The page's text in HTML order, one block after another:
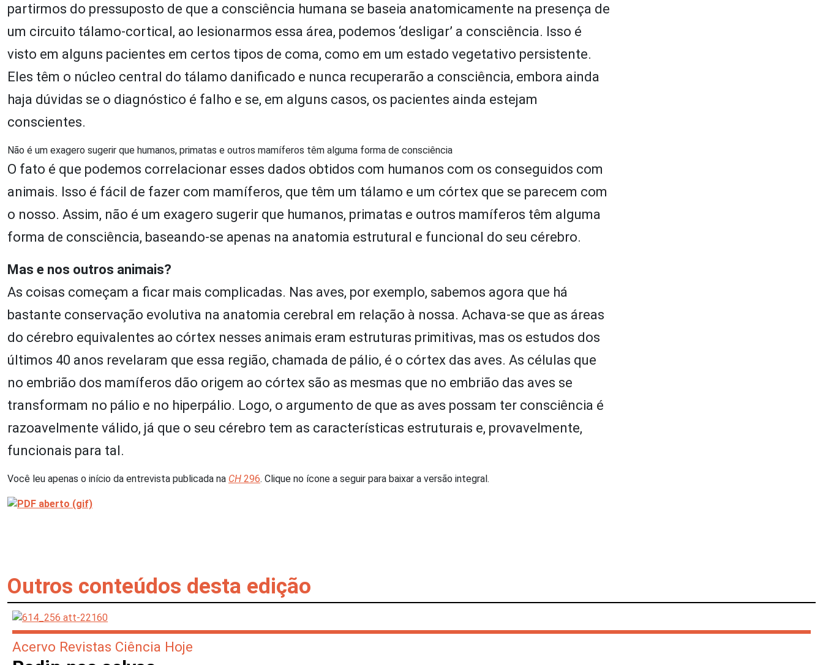
partirmos do pressuposto de que a consciência humana se baseia anatomicamente na presença de
um circuito tálamo-cortical, ao lesionarmos essa área, podemos ‘desligar’ a consciência. Isso é
visto em alguns pacientes em certos tipos de coma, como em um estado vegetativo persistente.
Eles têm o núcleo central do tálamo danificado e nunca recuperarão a consciência, embora ainda
haja dúvidas se o diagnóstico é falho e se, em alguns casos, os pacientes ainda estejam
conscientes.
Não é um exagero sugerir que humanos, primatas e outros mamíferos têm alguma forma de consciência
O fato é que podemos correlacionar esses dados obtidos com humanos com os conseguidos com
animais. Isso é fácil de fazer com mamíferos, que têm um tálamo e um córtex que se parecem com
o nosso. Assim, não é um exagero sugerir que humanos, primatas e outros mamíferos têm alguma
forma de consciência, baseando-se apenas na anatomia estrutural e funcional do seu cérebro.
Mas e nos outros animais?
As coisas começam a ficar mais complicadas. Nas aves, por exemplo, sabemos agora que há
bastante conservação evolutiva na anatomia cerebral em relação à nossa. Achava-se que as áreas
do cérebro equivalentes ao córtex nesses animais eram estruturas primitivas, mas os estudos dos
últimos 40 anos revelaram que essa região, chamada de pálio, é o córtex das aves. As células que
no embrião dos mamíferos dão origem ao córtex são as mesmas que no embrião das aves se
transformam no pálio e no hiperpálio. Logo, o argumento de que as aves possam ter consciência é
razoavelmente válido, já que o seu cérebro tem as características estruturais e, provavelmente,
funcionais para tal.
Você leu apenas o início da entrevista publicada na CH 296. Clique no ícone a seguir para baixar a versão integral.
Outros conteúdos desta edição
Acervo Revistas Ciência Hoje